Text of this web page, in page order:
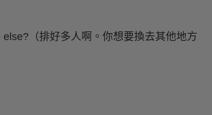
（排好多人啊。你想要換去其他地方